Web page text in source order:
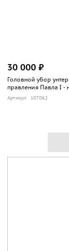
30 000 ₽
Головной убор
правления Павла I -
Артикул: 107062